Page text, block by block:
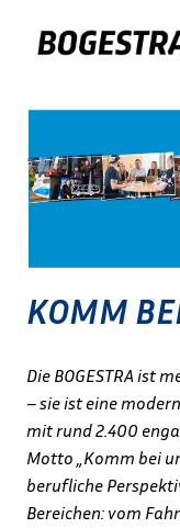
Inhalt
https://
KOMM
Die BOGESTRA ist
– sie ist eine
mit rund 2.400
Motto „Komm bei
berufliche
Bereichen: vom